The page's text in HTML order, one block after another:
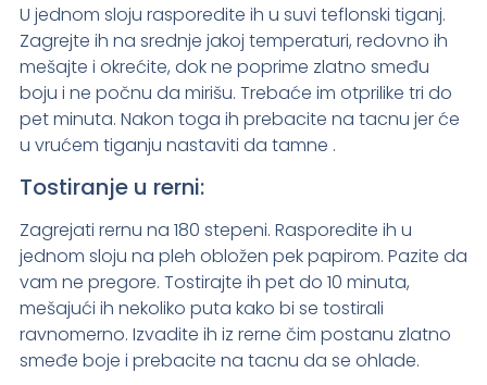
U jednom sloju rasporedite ih u suvi teflonski tiganj.
Zagrejte ih na srednje jakoj temperaturi, redovno ih
mešajte i okrećite, dok ne poprime zlatno smeđu
boju i ne počnu da mirišu. Trebaće im otprilike tri do
pet minuta. Nakon toga ih prebacite na tacnu jer će
u vrućem tiganju nastaviti da tamne .
Tostiranje u rerni:
Zagrejati rernu na 180 stepeni. Rasporedite ih u
jednom sloju na pleh obložen pek papirom. Pazite da
vam ne pregore. Tostirajte ih pet do 10 minuta,
mešajući ih nekoliko puta kako bi se tostirali
ravnomerno. Izvadite ih iz rerne čim postanu zlatno
smeđe boje i prebacite na tacnu da se ohlade.